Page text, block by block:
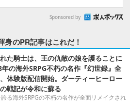
Sponsored by
身のPR記事はこれだ！
た騎士は、王の仇敵の娘を護ることに
の海外SRPG不朽の名作『幻世録』全
体験版配信開始。ダーティーヒーロー
戦記が令和に蘇る
る海外SRPGの不朽の名作が全面リメイクされ